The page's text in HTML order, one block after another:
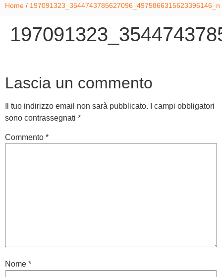
Home / 197091323_3544743785627096_4975866315623396146_n
Lascia un commento
Il tuo indirizzo email non sarà pubblicato.
I campi obbligatori
sono contrassegnati *
Commento *
Nome *